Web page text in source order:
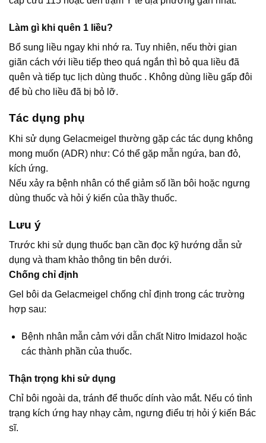
Làm gì khi quên 1 liều?
Bổ sung liều ngay khi nhớ ra. Tuy nhiên, nếu thời gian
giãn cách với liều tiếp theo quá ngắn thì bỏ qua liều đã
quên và tiếp tục lịch dùng thuốc . Không dùng liều gấp đôi
để bù cho liều đã bị bỏ lỡ.
Tác dụng phụ
Khi sử dụng Gelacmeigel thường gặp các tác dụng không
mong muốn (ADR) như: Có thể gặp mẫn ngứa, ban đỏ,
kích ứng.
Nếu xảy ra bệnh nhân có thể giảm số lần bôi hoặc ngưng
dùng thuốc và hỏi ý kiến của thầy thuốc.
Lưu ý
Trước khi sử dụng thuốc bạn cần đọc kỹ hướng dẫn sử
dụng và tham khảo thông tin bên dưới.
Chống chỉ định
Gel bôi da Gelacmeigel chống chỉ định trong các trường
hợp sau:
Bệnh nhân mẫn cảm với dẫn chất Nitro Imidazol hoặc
các thành phần của thuốc.
Thận trọng khi sử dụng
Chỉ bôi ngoài da, tránh để thuốc dính vào mắt. Nếu có tình
trạng kích ứng hay nhạy cảm, ngưng điểu trị hỏi ý kiến Bác
sĩ.